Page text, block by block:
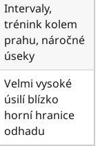
Intervaly,
trénink kolem
prahu, náročné
úseky
Velmi vysoké
úsilí blízko
horní hranice
odhadu